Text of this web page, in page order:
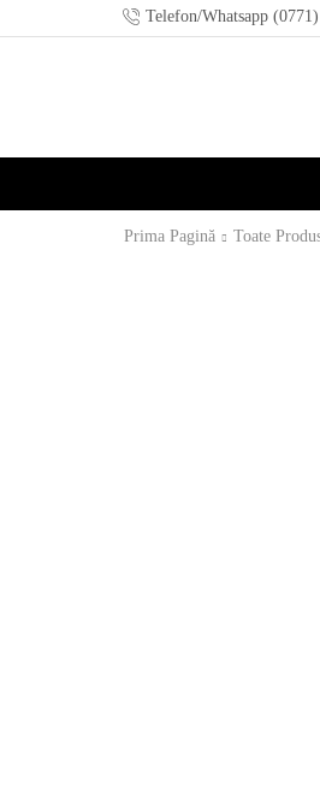
Telefon/Whatsapp
Prima Pagină Toate